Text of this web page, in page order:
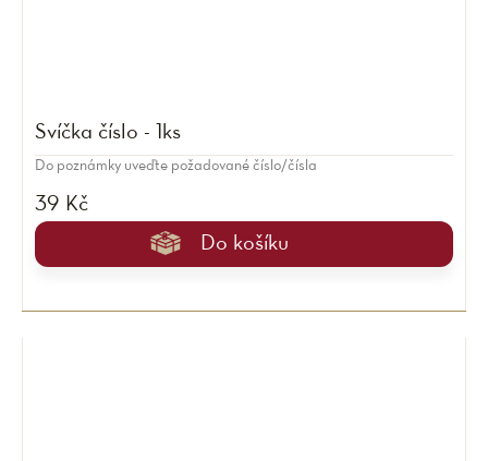
Svíčka číslo - 1ks
39 Kč
Do košíku
Do poznámky uveďte požadované číslo/čísla